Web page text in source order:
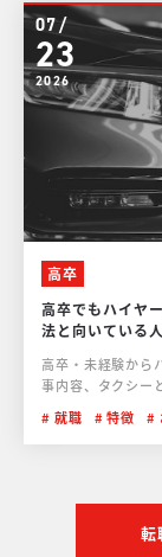
07/
23
2026
高卒
高卒でもハイヤ
法と向いている
高卒・未経験から
事内容、タクシー
就職
特徴
転